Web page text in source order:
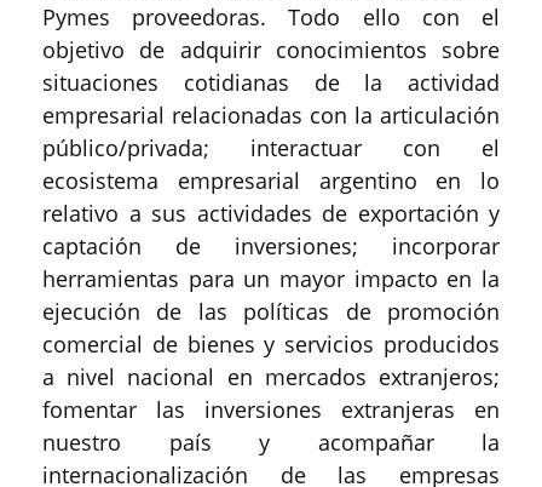
Pymes proveedoras. Todo ello con el
objetivo de adquirir conocimientos sobre
situaciones cotidianas de la actividad
empresarial relacionadas con la articulación
público/privada; interactuar con el
ecosistema empresarial argentino en lo
relativo a sus actividades de exportación y
captación de inversiones; incorporar
herramientas para un mayor impacto en la
ejecución de las políticas de promoción
comercial de bienes y servicios producidos
a nivel nacional en mercados extranjeros;
fomentar las inversiones extranjeras en
nuestro país y acompañar la
internacionalización de las empresas